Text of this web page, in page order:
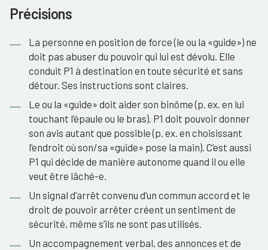
Précisions
La personne en position de force (le ou la «guide») ne
doit pas abuser du pouvoir qui lui est dévolu. Elle
conduit P1 à destination en toute sécurité et sans
détour. Ses instructions sont claires.
Le ou la «guide» doit aider son binôme (p. ex. en lui
touchant l’épaule ou le bras). P1 doit pouvoir donner
son avis autant que possible (p. ex. en choisissant
l’endroit où son/sa «guide» pose la main). C’est aussi
P1 qui décide de manière autonome quand il ou elle
veut être lâché-e.
Un signal d’arrêt convenu d’un commun accord et le
droit de pouvoir arrêter créent un sentiment de
sécurité, même s’ils ne sont pas utilisés.
Un accompagnement verbal, des annonces et de